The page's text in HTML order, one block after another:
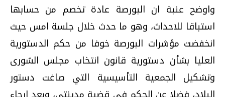
واوضح عنبة ان البورصة عادة تخصم من حسابها
استباقا للاحداث، وهو ما حدث خلال جلسة امس حيث
انخفضت مؤشرات البورصة خوفا من حكم الدستورية
العليا بشأن دستورية قانون انتخاب مجلس الشورى
وتشكيل الجمعية التأسيسية التي صاغت دستور